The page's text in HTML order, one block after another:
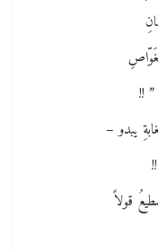
!!
يبدو –
قولاً